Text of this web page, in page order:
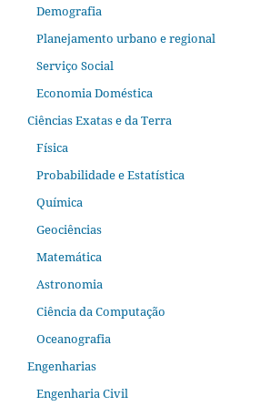
Demografia
Planejamento urbano e regional
Serviço Social
Economia Doméstica
Ciências Exatas e da Terra
Física
Probabilidade e Estatística
Química
Geociências
Matemática
Astronomia
Ciência da Computação
Oceanografia
Engenharias
Engenharia Civil